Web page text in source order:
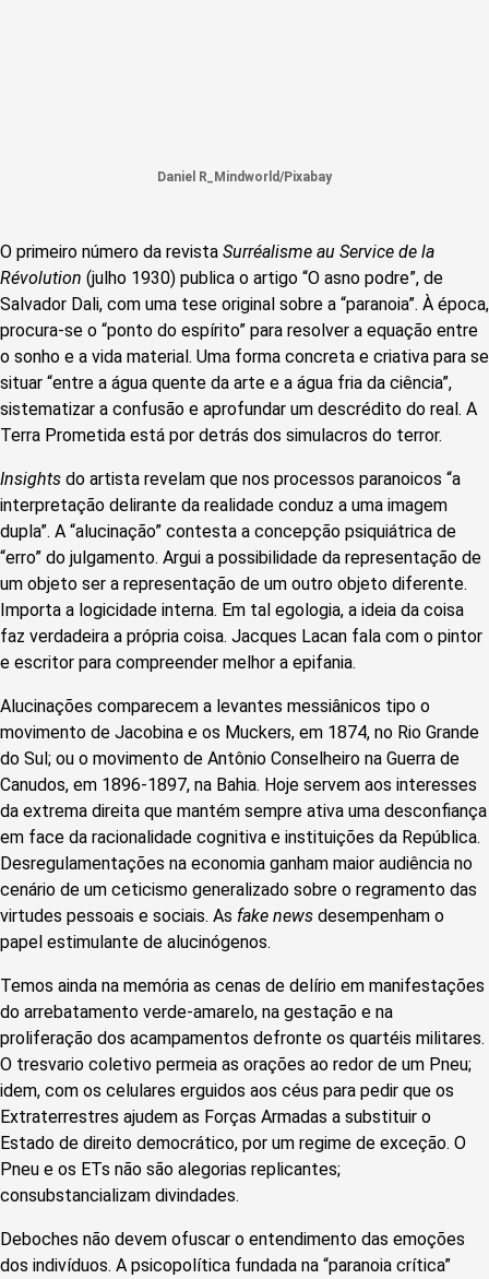
Daniel R_Mindworld/Pixabay
O primeiro número da revista Surréalisme au Service de la
Révolution (julho 1930) publica o artigo “O asno podre”, de
Salvador Dali, com uma tese original sobre a “paranoia”. À época,
procura-se o “ponto do espírito” para resolver a equação entre
o sonho e a vida material. Uma forma concreta e criativa para se
situar “entre a água quente da arte e a água fria da ciência”,
sistematizar a confusão e aprofundar um descrédito do real. A
Terra Prometida está por detrás dos simulacros do terror.
Insights do artista revelam que nos processos paranoicos “a
interpretação delirante da realidade conduz a uma imagem
dupla”. A “alucinação” contesta a concepção psiquiátrica de
“erro” do julgamento. Argui a possibilidade da representação de
um objeto ser a representação de um outro objeto diferente.
Importa a logicidade interna. Em tal egologia, a ideia da coisa
faz verdadeira a própria coisa. Jacques Lacan fala com o pintor
e escritor para compreender melhor a epifania.
Alucinações comparecem a levantes messiânicos tipo o
movimento de Jacobina e os Muckers, em 1874, no Rio Grande
do Sul; ou o movimento de Antônio Conselheiro na Guerra de
Canudos, em 1896-1897, na Bahia. Hoje servem aos interesses
da extrema direita que mantém sempre ativa uma desconfiança
em face da racionalidade cognitiva e instituições da República.
Desregulamentações na economia ganham maior audiência no
cenário de um ceticismo generalizado sobre o regramento das
virtudes pessoais e sociais. As fake news desempenham o
papel estimulante de alucinógenos.
Temos ainda na memória as cenas de delírio em manifestações
do arrebatamento verde-amarelo, na gestação e na
proliferação dos acampamentos defronte os quartéis militares.
O tresvario coletivo permeia as orações ao redor de um Pneu;
idem, com os celulares erguidos aos céus para pedir que os
Extraterrestres ajudem as Forças Armadas a substituir o
Estado de direito democrático, por um regime de exceção. O
Pneu e os ETs não são alegorias replicantes;
consubstancializam divindades.
Deboches não devem ofuscar o entendimento das emoções
dos indivíduos. A psicopolítica fundada na “paranoia crítica”